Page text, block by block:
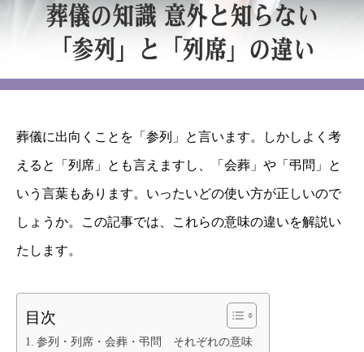
葬儀に出向くことを「参列」と言います。しかしよく考
えると「列席」とも言えますし、「会葬」や「弔問」と
いう言葉もあります。いったいどの使い方が正しいので
しょうか。この記事では、これらの意味の違いを解説い
たします。
目次
参列・列席・会葬・弔問 それぞれの意味